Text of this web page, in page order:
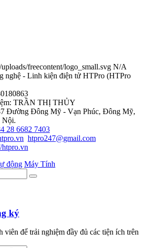
freecontent/logo_small.svg N/A
nghệ - Linh kiện điện tử HTPro (HTPro
TRẦN THỊ THỦY
Đường Đông Mỹ - Vạn Phúc, Đông Mỹ,
Nội.
28 6682 7403
htpro247@gmail.com
htpro.vn
động Máy Tính
ký
viên để trải nghiệm đầy đủ các tiện ích trên